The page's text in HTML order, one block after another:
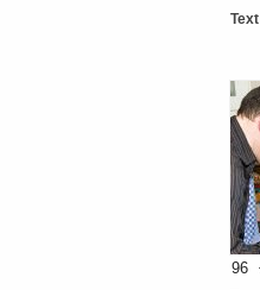
Text
96